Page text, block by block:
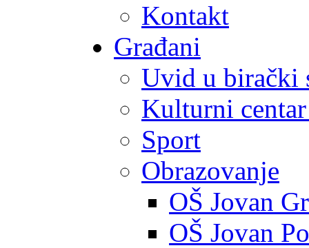
Kontakt
Građani
Uvid u birački
Kulturni
Sport
Obrazovanje
OŠ Jovan
OŠ Jovan